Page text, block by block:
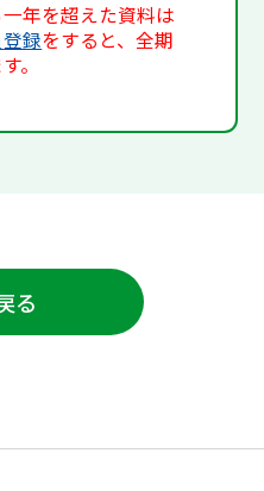
年を超えた資料は
録をすると、全期
。
る